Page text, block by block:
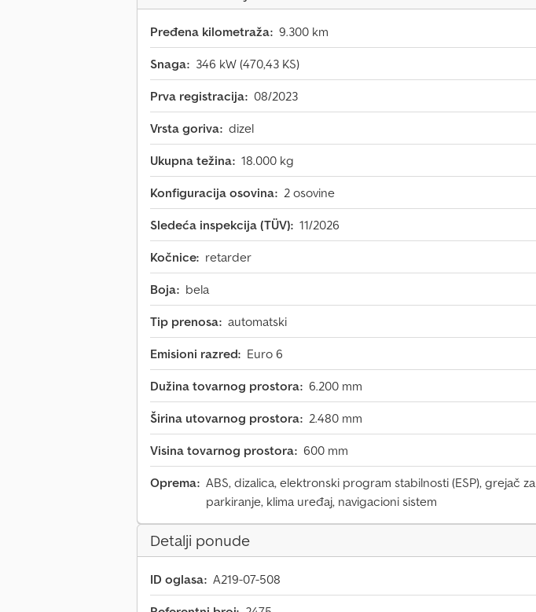
Pređena kilometraža: 9.300 km
Snaga: 346 kW (470,43 KS)
Prva registracija: 08/2023
Vrsta goriva: dizel
Ukupna težina: 18.000 kg
Konfiguracija osovina: 2 osovine
Sledeća inspekcija (TÜV): 11/2026
Kočnice: retarder
Boja: bela
Tip prenosa: automatski
Emisioni razred: Euro 6
Dužina tovarnog prostora: 6.200 mm
Širina utovarnog prostora: 2.480 mm
Visina tovarnog prostora: 600 mm
Oprema: ABS, dizalica, elektronski program stabilnosti (ESP), grejač za
parkiranje, klima uređaj, navigacioni sistem
Detalji ponude
ID oglasa: A219-07-508